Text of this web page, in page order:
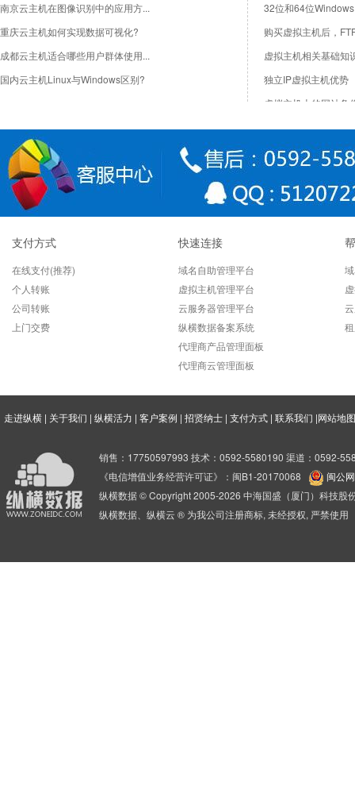
南京云主机在图像识别中的应用方...
重庆云主机如何实现数据可视化?
成都云主机适合哪些用户群体使用...
国内云主机Linux与Windows区别?
32位和64位
购买虚拟主机后，
虚拟主机相关基础知
独立IP虚拟主机优势
虚拟主机上的网站备
国内国外虚拟主机的
访问出现Service
支付方式
在线支付(推荐)
个人转账
公司转账
上门交费
快速连接
域名自助管理平台
虚拟主机管理平台
云服务器管理平台
纵横数据备案系统
代理商产品管理面板
代理商云管理面板
走进纵横 | 关于我们 | 纵横活力 | 客户案例 | 招贤纳士 | 支付方式 | 联系我们 |网站地图
销售：17750597993 技术：0592-5580190 渠道：0592-
《电信增值业务经营许可证》：闽B1-20170068
闽公
纵横数据 © Copyright 2005-2026 中海国盛（厦门）科技股
纵横数据、纵横云 ® 为我公司注册商标, 未经授权, 严禁使用